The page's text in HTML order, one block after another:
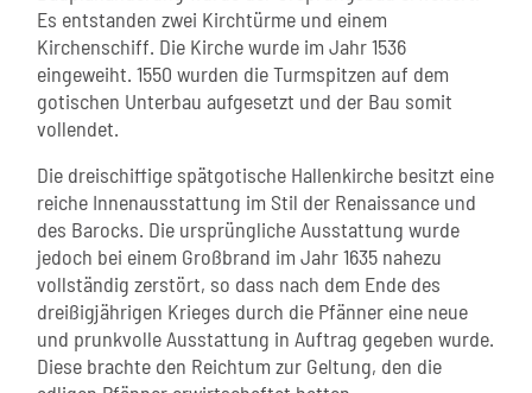
Es entstanden zwei Kirchtürme und einem
Kirchenschiff. Die Kirche wurde im Jahr 1536
eingeweiht. 1550 wurden die Turmspitzen auf dem
gotischen Unterbau aufgesetzt und der Bau somit
vollendet.
Die dreischiffige spätgotische Hallenkirche besitzt eine
reiche Innenausstattung im Stil der Renaissance und
des Barocks. Die ursprüngliche Ausstattung wurde
jedoch bei einem Großbrand im Jahr 1635 nahezu
vollständig zerstört, so dass nach dem Ende des
dreißigjährigen Krieges durch die Pfänner eine neue
und prunkvolle Ausstattung in Auftrag gegeben wurde.
Diese brachte den Reichtum zur Geltung, den die